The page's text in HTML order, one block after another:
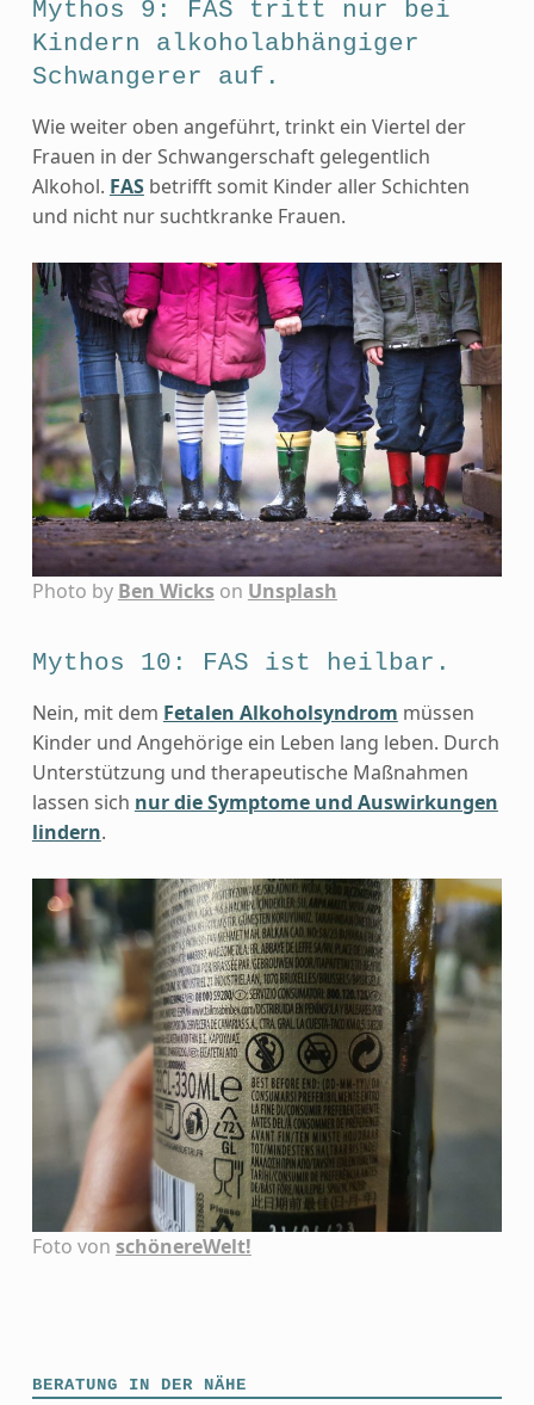
Mythos 9: FAS tritt nur bei
Kindern alkoholabhängiger
Schwangerer auf.
Wie weiter oben angeführt, trinkt ein Viertel der
Frauen in der Schwangerschaft gelegentlich
Alkohol. FASbetrifft somit Kinder aller Schichten
und nicht nur suchtkranke Frauen.
Photo by Ben Wickson Unsplash
Mythos 10: FAS ist heilbar.
Nein, mit dem Fetalen Alkoholsyndrom müssen
Kinder und Angehörige ein Leben lang leben. Durch
Unterstützung und therapeutische Maßnahmen
lassen sich nur die Symptome und Auswirkungen
lindern.
Foto von schönereWelt!
BERATUNG IN DER NÄHE